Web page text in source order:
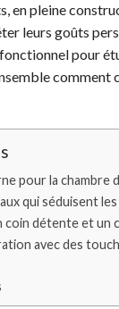
en pleine
leurs goûts
pour
comment
pour la chambre
qui séduisent
coin détente et un
avec des